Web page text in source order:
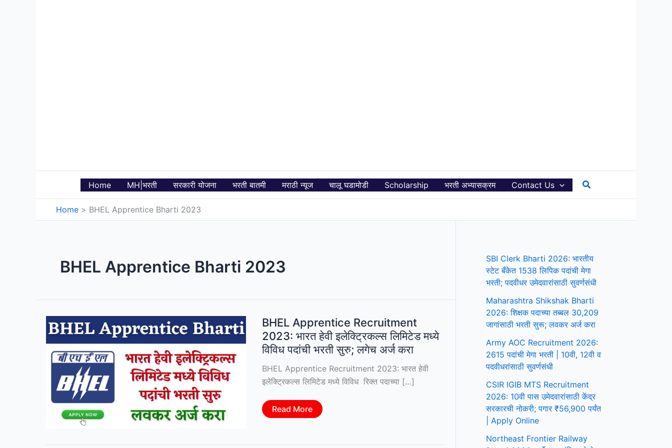
Home MH|भरती सरकारी योजना भरती बातमी मराठी न्यूज चालू घडामोडी Scholarship भरती अभ्यासक्रम Contact Us Search
Home BHEL Apprentice Bharti 2023
BHEL Apprentice Bharti 2023
BHEL Apprentice Recruitment
2023: भारत हेवी इलेक्ट्रिकल्स लिमिटेड मध्ये
विविध पदांची भरती सुरु; लगेच अर्ज करा
BHEL Apprentice Recruitment 2023: भारत हेवी
इलेक्ट्रिकल्स लिमिटेड मध्ये विविध रिक्त पदाच्या […]
BHEL
Apprentice
Read More
SBI Clerk Bharti 2026: भारतीय
स्टेट बँकेत 1538 लिपिक पदांची मेगा
भरती; पदवीधर उमेदवारांसाठी सुवर्णसंधी
Maharashtra Shikshak Bharti
2026: शिक्षक पदाच्या तब्बल 30,209
जागांसाठी भरती सुरू; लवकर अर्ज करा
Army AOC Recruitment 2026:
2615 पदांची मेगा भरती | 10वी, 12वी व
पदवीधरांसाठी सुवर्णसंधी
CSIR IGIB MTS Recruitment
2026: 10वी पास उमेदवारांसाठी केंद्र
सरकारची नोकरी; पगार ₹56,900 पर्यंत
| Apply Online
Northeast Frontier Railway